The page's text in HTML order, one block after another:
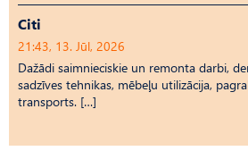
Citi
21:43, 13. Jūl, 2026
Dažādi saimnieciskie un remonta darbi,
sadzīves tehnikas, mēbeļu utilizācija,
transports. […]